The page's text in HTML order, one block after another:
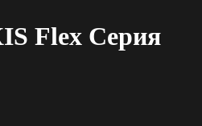
Flex Серия